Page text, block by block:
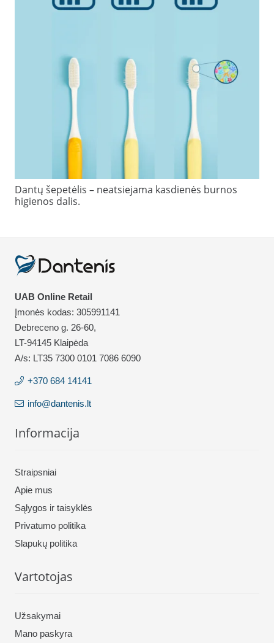
Dantų šepetėlis – neatsiejama kasdienės burnos
higienos dalis.
UAB Online Retail
Įmonės kodas: 305991141
Debreceno g. 26-60,
LT-94145 Klaipėda
A/s: LT35 7300 0101 7086 6090
+370 684 14141
info@dantenis.lt
Informacija
Straipsniai
Apie mus
Sąlygos ir taisyklės
Privatumo politika
Slapukų politika
Vartotojas
Užsakymai
Mano paskyra